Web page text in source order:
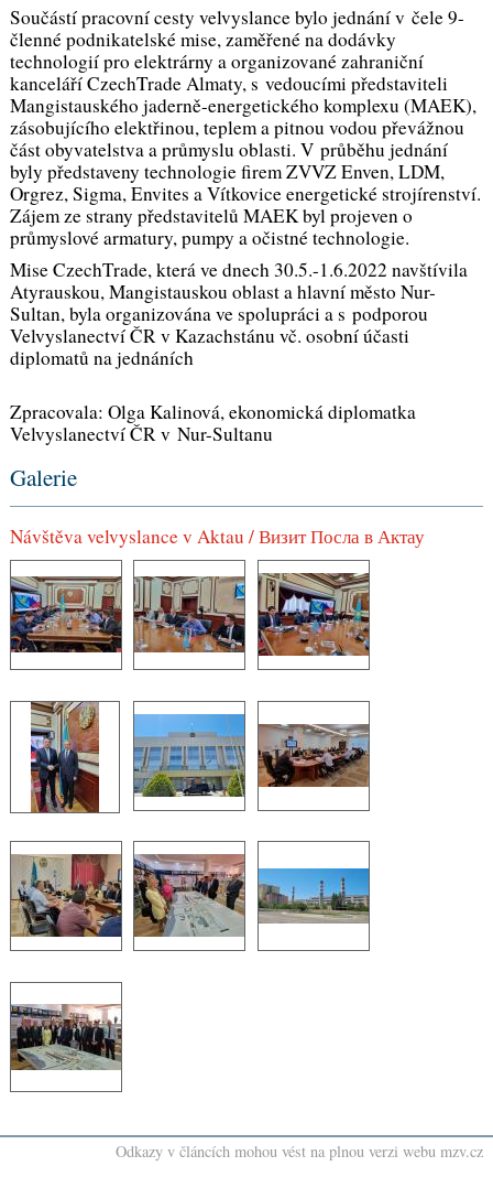
Součástí pracovní cesty velvyslance bylo jednání v čele 9-
členné podnikatelské mise, zaměřené na dodávky
technologií pro elektrárny a organizované zahraniční
kanceláří CzechTrade Almaty, s vedoucími představiteli
Mangistauského jaderně-energetického komplexu (MAEK),
zásobujícího elektřinou, teplem a pitnou vodou převážnou
část obyvatelstva a průmyslu oblasti. V průběhu jednání
byly představeny technologie firem ZVVZ Enven, LDM,
Orgrez, Sigma, Envites a Vítkovice energetické strojírenství.
Zájem ze strany představitelů MAEK byl projeven o
průmyslové armatury, pumpy a očistné technologie.
Mise CzechTrade, která ve dnech 30.5.-1.6.2022 navštívila
Atyrauskou, Mangistauskou oblast a hlavní město Nur-
Sultan, byla organizována ve spolupráci a s podporou
Velvyslanectví ČR v Kazachstánu vč. osobní účasti
diplomatů na jednáních
Zpracovala: Olga Kalinová, ekonomická diplomatka
Velvyslanectví ČR v Nur-Sultanu
Galerie
Návštěva velvyslance v Aktau / Визит Посла в Актау
Odkazy v článcích mohou vést na plnou verzi webu mzv.cz